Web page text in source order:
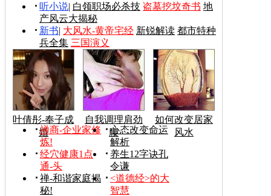
听小说| 白领职场必杀技 盗墓挖坟奇书 地
产风云大揭秘
新书| 大风水-黄帝宅经 新锐解读 都市特种
兵全集 三国演义
叶倩彤-奉子成
婚
自我调理肩劲
腰
如何改变居家
风水
禅商-企业家修
炼!
心态改变命运
解析
经穴健康1点
通-头
养生12字诀孔
令谦
禅-和谐家庭揭
秘!
<道德经>的大
智慧